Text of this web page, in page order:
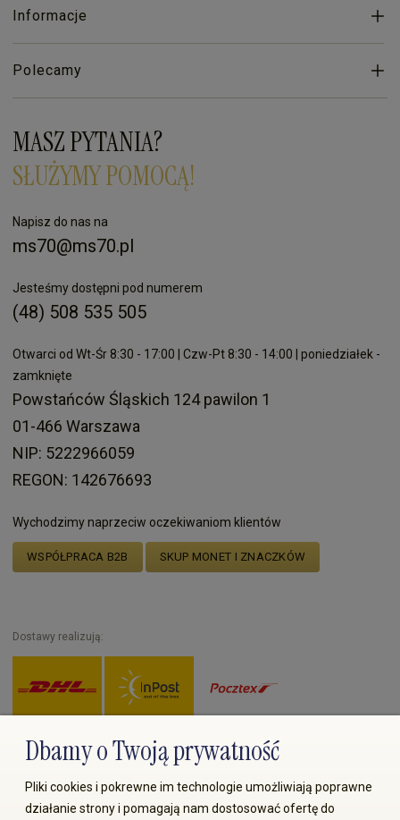
Informacje
Polecamy
MASZ PYTANIA?
SŁUŻYMY POMOCĄ!
Napisz do nas na
ms70@ms70.pl
Jesteśmy dostępni pod numerem
(48) 508 535 505
Otwarci od Wt-Śr 8:30 - 17:00 | Czw-Pt 8:30 - 14:00 | poniedziałek -
zamknięte
Powstańców Śląskich 124 pawilon 1
01-466 Warszawa
NIP: 5222966059
REGON: 142676693
Wychodzimy naprzeciw oczekiwaniom klientów
WSPÓŁPRACA B2B SKUP MONET I ZNACZKÓW
Dostawy realizują:
Zapłać przez:
Dbamy o Twoją prywatność
Pliki cookies i pokrewne im technologie umożliwiają poprawne
działanie strony i pomagają nam dostosować ofertę do